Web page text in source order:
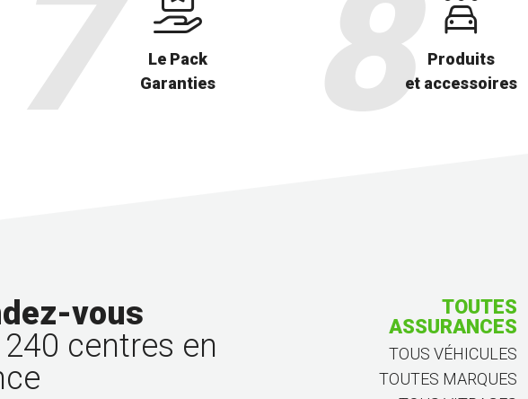
Le Pack
Garanties
Produits
et accessoires
vous
centres en
TOUTES ASSURANCES
TOUS VÉHICULES
TOUTES MARQUES
TOUS VITRAGES